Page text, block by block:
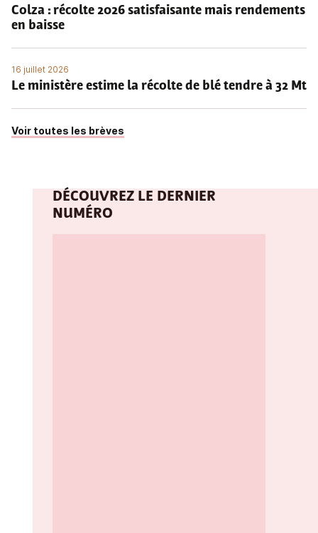
Colza : récolte 2026 satisfaisante mais rendements
en baisse
16 juillet 2026
Le ministère estime la récolte de blé tendre à 32 Mt
Voir toutes les brèves
DÉCOUVREZ LE DERNIER
NUMÉRO